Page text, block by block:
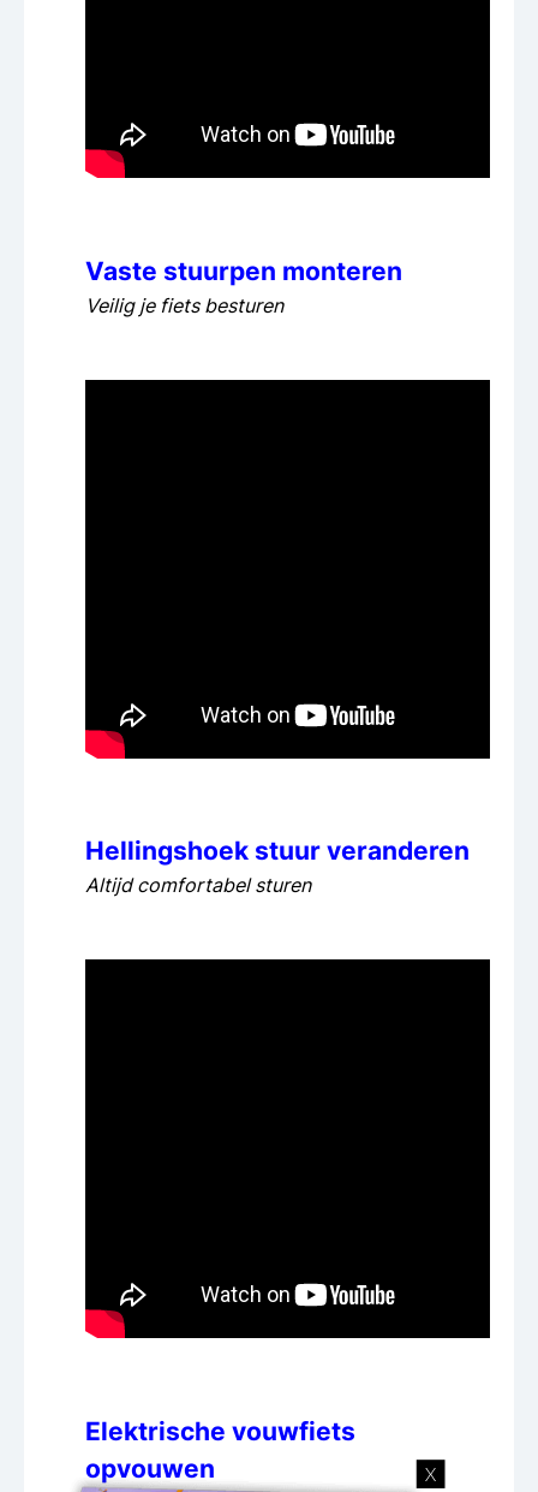
Vaste stuurpen monteren
Veilig je fiets besturen
Hellingshoek stuur veranderen
Altijd comfortabel sturen
Elektrische vouwfiets
opvouwen
X